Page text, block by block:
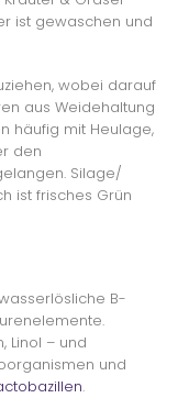
ist gewaschen und
wobei darauf
aus Weidehaltung
häufig mit Heulage,
den
Silage/
ist frisches Grün
B-
Linol – und
und
.